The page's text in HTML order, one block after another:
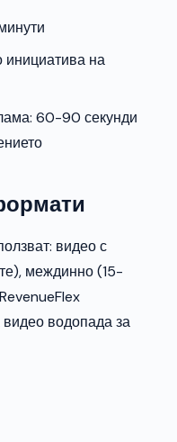
инициатива на
60-90 секунди
видео с
междинно (15-
водопада за